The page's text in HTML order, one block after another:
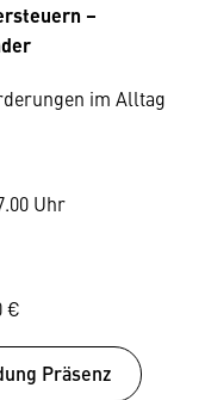
–
im Alltag
Uhr
€
Präsenz